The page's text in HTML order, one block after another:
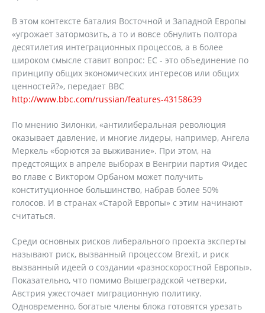
В этом контексте баталия Восточной и Западной Европы
«угрожает затормозить, а то и вовсе обнулить полтора
десятилетия интеграционных процессов, а в более
широком смысле ставит вопрос: ЕС - это объединение по
принципу общих экономических интересов или общих
ценностей?», передает ВВС
http://www.bbc.com/russian/features-43158639
По мнению Зилонки, «антилиберальная революция
оказывает давление, и многие лидеры, например, Ангела
Меркель «борются за выживание». При этом, на
предстоящих в апреле выборах в Венгрии партия Фидес
во главе с Виктором Орбаном может получить
конституционное большинство, набрав более 50%
голосов. И в странах «Старой Европы» с этим начинают
считаться.
Среди основных рисков либерального проекта эксперты
называют риск, вызванный процессом Brexit, и риск
вызванный идеей о создании «разноскоростной Европы».
Показательно, что помимо Вышеградской четверки,
Австрия ужесточает миграционную политику.
Одновременно, богатые члены блока готовятся урезать